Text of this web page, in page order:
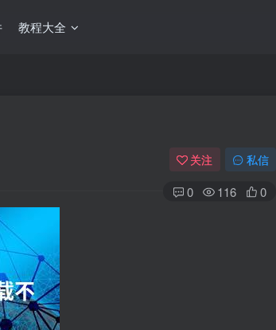
教程大全
关注 私信
0 116 0